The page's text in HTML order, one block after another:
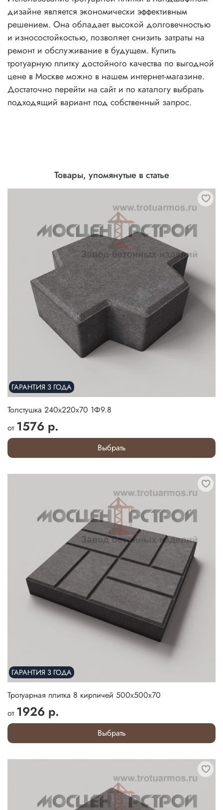
дизайне является экономически эффективным
решением. Она обладает высокой долговечностью
и износостойкостью, позволяет снизить затраты на
ремонт и обслуживание в будущем. Купить
тротуарную плитку достойного качества по выгодной
цене в Москве можно в нашем интернет-магазине.
Достаточно перейти на сайт и по каталогу выбрать
подходящий вариант под собственный запрос.
Товары, упомянутые в статье
ГАРАНТИЯ 3 ГОДА
Толстушка 240х220х70 1Ф9.8
от 1576 р.
Выбрать
ГАРАНТИЯ 3 ГОДА
Тротуарная плитка 8 кирпичей 500х500х70
от 1926 р.
Выбрать